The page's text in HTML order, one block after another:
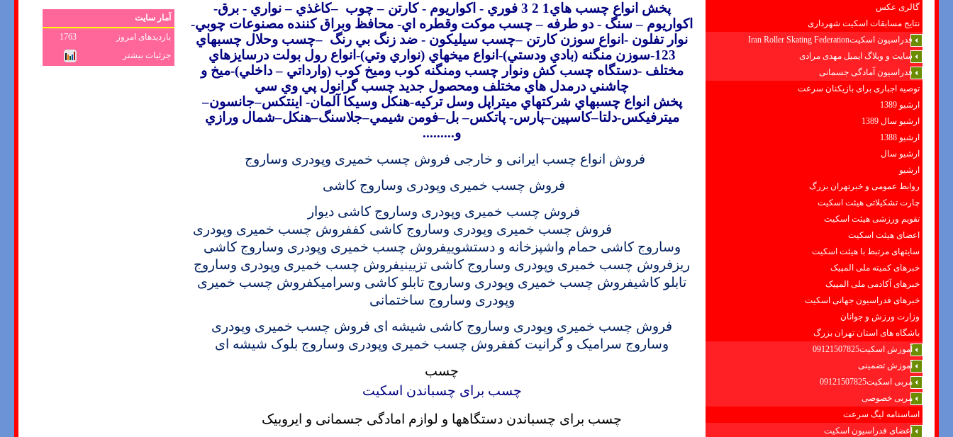
گالری عکس
نتایج مسابقات اسکیت شهرداری
فدراسیون اسکیتIran Roller Skating Federation
سایت و وبلاگ ایمیل مهدی مرادی
فدراسیون آمادگی جسمانی
توصیه اجباری برای بازیکنان سرعت
ارشیو 1389
ارشیو سال 1389
ارشیو 1388
ارشیو سال
ارشیو
روابط عمومی و خبرتهران بزرگ
چارت تشکیلاتی هیئت اسکیت
تقویم ورزشی هیئت اسکیت
اعضای هیئت اسکیت
سایتهای مرتبط با هیئت اسکیت
خبرهای کمیته ملی المپیک
خبرهای آکادمی ملی المپیک
خبرهای فدراسیون جهانی اسکیت
وزارت ورزش و جوانان
باشگاه های استان تهران بزرگ
آموزش اسکیت09121507825
آموزش تضمینی
مربی اسکیت09121507825
مربی خصوصی
اساسنامه لیگ سرعت
اعضای فدراسیون اسکیت
پخش انواع چسب هاي1 2 3 فوري
- اکواريوم -کارتن – چوب –کاغذي – نواري -برق-
اکواريوم – سنگ - دو طرفه – چسب موکت وقطره اي- محافظ وبراق کننده مصنوعات چوبي-
نوار تفلون -انواع سوزن کارتن –چسب سيليکون - ضد زنگ بي رنگ –چسب وحلال چسبهاي
123-سوزن منگنه (بادي ودستي)-انواع ميخهاي (نواري وتي)-انواع رول بولت درسايزهاي
مختلف -دستگاه چسب کش ونوار چسب ومنگنه کوب وميخ کوب (وارداتي – داخلي)-ميخ و
چاشني درمدل هاي مختلف ومحصول جديد چسب گرانول پي وي سي
پخش انواع چسبهاي شرکتهاي ميتراپل وسل ترکيه-هنکل وسيکا آلمان- اينتکس–جانسون–
ميترفيکس-دلتا–کاسپين–پارس- پاتکس– بل–فومن شيمي–جلاسنگ–هنکل–شمال ورازي
و.........
فروش انواع چسب ایرانی و خارجی فروش چسب خمیری وپودری وساروج
فروش چسب خمیری وپودری وساروج کاشی
فروش چسب خمیری وپودری وساروج کاشی دیوار
فروش چسب خمیری وپودری وساروج کاشی کففروش چسب خمیری وپودری
وساروج کاشی حمام واشپزخانه و دستشوییفروش چسب خمیری وپودری وساروج کاشی
ریز فروش چسب خمیری وپودری وساروج کاشی تزیینیفروش چسب خمیری وپودری وساروج
تابلو کاشیفروش چسب خمیری وپودری وساروج تابلو کاشی وسرامیکفروش چسب خمیری
وپودری وساروج ساختمانی
فروش چسب خمیری وپودری وساروج کاشی شیشه ای فروش چسب خمیری وپودری
وساروج سرامیک و گرانیت کففروش چسب خمیری وپودری وساروج بلوک شیشه ای
چسب
چسب برای چسباندن اسکیت
چسب برای چسباندن دستگاهها و لوازم امادگی جسمانی و ایروبیک
آمار سایت
بازدیدهای امروز
1763
جزئیات بیشتر